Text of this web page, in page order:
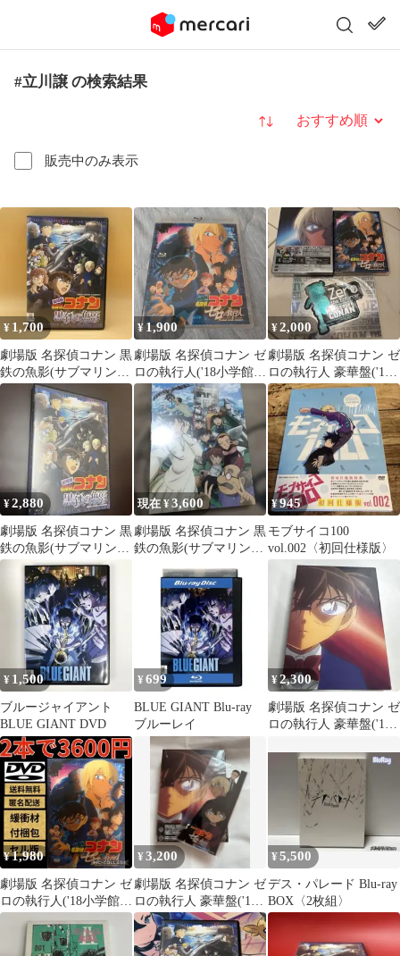
#立川譲 の検索結果
販売中のみ表示
並び替え
¥ 1,700
劇場版 名探偵コナン 黒
鉄の魚影(サブマリン)
DVD
¥1,900
劇場版 名探偵コナン ゼ
ロの執行人('18小学館/
読売テレビ/日本テレ
ビ/Sh…
¥2,000
劇場版 名探偵コナン ゼ
ロの執行人 豪華盤('18
小学館/読売テレビ/日本
テレ…
¥2,880
劇場版 名探偵コナン 黒
鉄の魚影(サブマリン)
('23 DVD 美品
現在 ¥3,600
劇場版 名探偵コナン 黒
鉄の魚影(サブマリン)
豪華盤('23小学館/読売
テレ…
¥945
モブサイコ100
vol.002〈初回仕様版〉
¥ 1,500
ブルージャイアント
BLUE GIANT DVD
¥ 699
BLUE GIANT Blu-ray
ブルーレイ
¥2,300
劇場版 名探偵コナン ゼ
ロの執行人 豪華盤('18
テレ…
¥1,980
劇場版 名探偵コナン ゼ
ロの執行人('18小学館/
読売テレビ/日本テレ
ビ/Sh…
¥3,200
劇場版 名探偵コナン ゼ
ロの執行人 豪華盤('18
小学館/読売テレビ/日本
テレ…
¥5,500
デス・パレード Blu-ray
BOX〈2枚組〉